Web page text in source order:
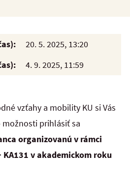
20. 5. 2025, 13:20
4. 9. 2025, 11:59
vzťahy a mobility KU si Vás
prihlásiť sa
organizovanú v rámci
KA131 v akademickom roku